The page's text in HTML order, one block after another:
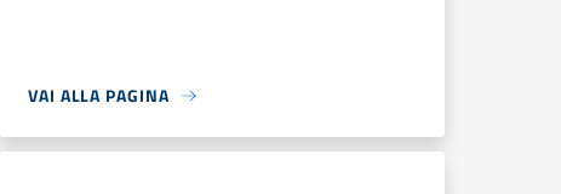
VAI ALLA PAGINA